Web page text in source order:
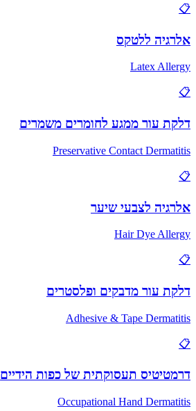
📋
אלרגיה ללטקס
Latex Allergy
📋
דלקת עור ממגע לחומרים משמרים
Preservative Contact Dermatitis
📋
אלרגיה לצבעי שיער
Hair Dye Allergy
📋
דלקת עור מדבקים ופלסטרים
Adhesive & Tape Dermatitis
📋
דרמטיטיס תעסוקתית של כפות הידיים
Occupational Hand Dermatitis